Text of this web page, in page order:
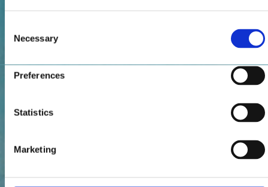
Selection
Necessary
Preferences
Statistics
Marketing